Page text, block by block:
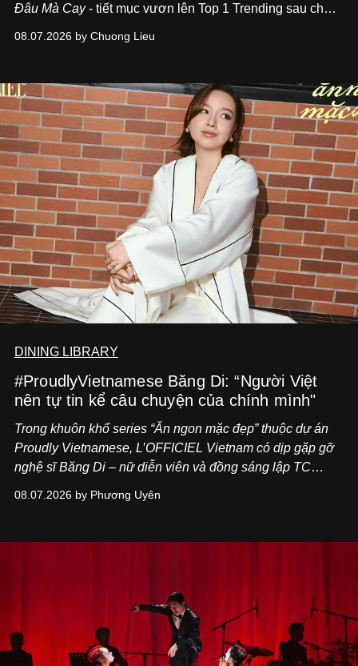
Đâu Mà Cay- tiết mục vươn lên Top 1 Trending sau chưa
để lắng nghe, kết nối và tin tưởng đồng đội. Với nam
trình trở thành một producer thực thụ.
08.07.2026 by Chuong Lieu
DINING LIBRARY
#ProudlyVietnamese Băng Di: “Người Việt
nên tự tin kể câu chuyện của chính mình"
Trong khuôn khổ series “Ăn ngon mặc đẹp” thuộc dự án
Proudly Vietnamese, L’OFFICIEL Vietnam có dịp gặp gỡ
nghệ sĩ Băng Di – nữ diễn viên và đồng sáng lập TC
Kitchen Bar và SALEM tại TP.HCM.
08.07.2026 by Phương Uyên